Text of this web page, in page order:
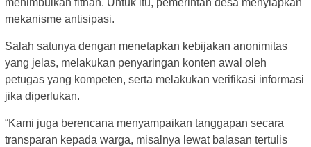
menimbulkan fitnah. Untuk itu, pemerintah desa menyiapkan
mekanisme antisipasi.
Salah satunya dengan menetapkan kebijakan anonimitas
yang jelas, melakukan penyaringan konten awal oleh
petugas yang kompeten, serta melakukan verifikasi informasi
jika diperlukan.
“Kami juga berencana menyampaikan tanggapan secara
transparan kepada warga, misalnya lewat balasan tertulis